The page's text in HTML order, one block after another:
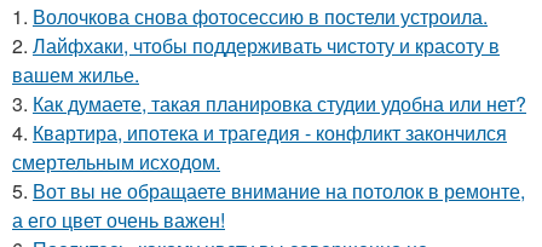
1. Волочкова снова фотосессию в постели устроила.
2. Лайфхаки, чтобы поддерживать чистоту и красоту в
вашем жилье.
3. Как думаете, такая планировка студии удобна или нет?
4. Квартира, ипотека и трагедия - конфликт закончился
смертельным исходом.
5. Вот вы не обращаете внимание на потолок в ремонте,
а его цвет очень важен!